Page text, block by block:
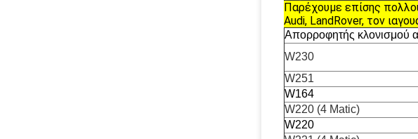
Παρέχουμε επίσης
Audi, LandRover, τον
Απορροφητής κλονισμού
W230
W251
W164
W220 (4 Matic)
W220